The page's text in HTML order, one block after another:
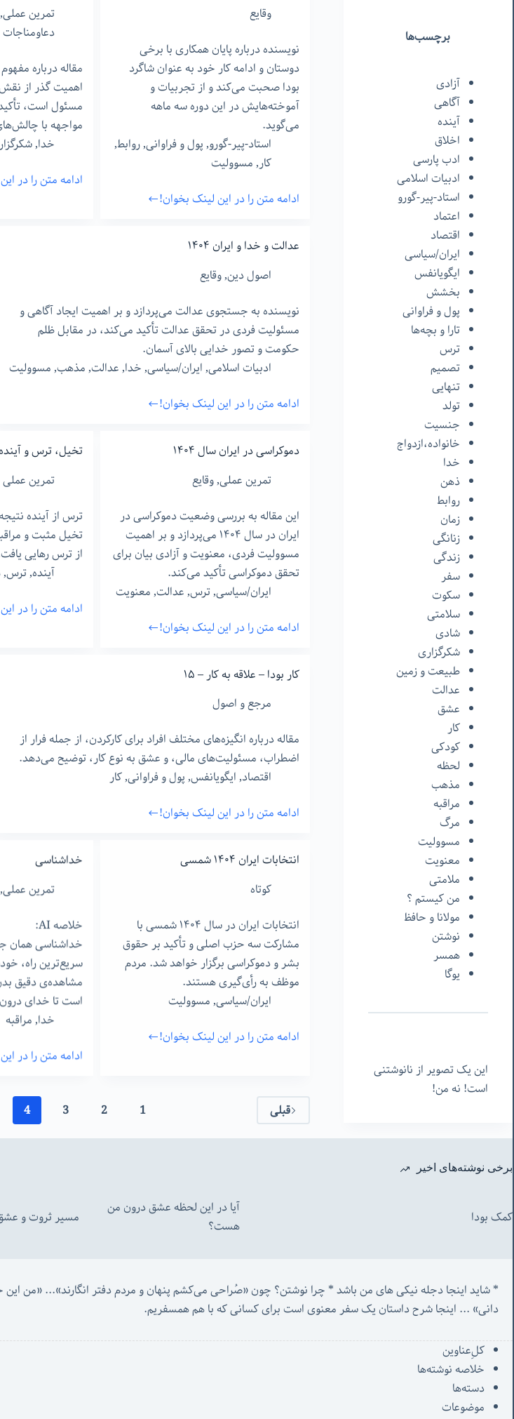
افکار
عمومی
وقایع
نویسنده درباره پایان همکاری با برخی
دوستان و ادامه کار خود به عنوان شاگرد
بودا صحبت می‌کند و از تجربیات و
آموخته‌هایش در این دوره سه ماهه
می‌گوید.
استاد-پیر-گورو,پول و فراوانی,روابط,
کار,مسوولیت
ادامه متن را در این لینک بخوان!
کار
ادامه
تمرین عملی
دعاومناجات
مقاله درباره
اهمیت گذر از
مسئول است،
مواجهه با
خدا,
ادامه متن را در
ایگوی
عدالت و خدا و ایران ۱۴۰۴
اصول دین,وقایع
نویسنده به جستجوی عدالت می‌پردازد و بر اهمیت ایجاد آگاهی و
مسئولیت فردی در تحقق عدالت تأکید می‌کند، در مقابل ظلم
حکومت و تصور خدایی بالای آسمان.
ادبیات اسلامی,ایران/سیاسی,خدا,عدالت,مذهب,مسوولیت
ادامه متن را در این لینک بخوان!
عدالت
خدا
۱۴۰۴
دموکراسی در ایران سال ۱۴۰۴
تمرین عملی,وقایع
این مقاله به بررسی وضعیت دموکراسی در
ایران در سال ۱۴۰۴ می‌پردازد و بر اهمیت
مسوولیت فردی، معنویت و آزادی بیان برای
تحقق دموکراسی تأکید می‌کند.
ایران/سیاسی,ترس,عدالت,معنویت
ادامه متن را در این لینک بخوان!
دموکراسی
ایران
تخیل،‌ ترس و
تمرین عملی
ترس از آینده
تخیل مثبت و
از ترس رهایی
آینده,ترس,
ادامه متن را در
تخیل،‌
کار بودا – علاقه به کار – ۱۵
مرجع و اصول
مقاله درباره انگیزه‌های مختلف افراد برای کارکردن، از جمله فرار از
اضطراب، مسئولیت‌های مالی، و عشق به نوع کار، توضیح می‌دهد.
اقتصاد,ایگویانفس,پول و فراوانی,کار
ادامه متن را در این لینک بخوان!
کار
–
کار
انتخابات ایران ١۴٠۴ شمسی
کوتاه
انتخابات ایران در سال ١۴٠۴ شمسی با
مشارکت سه حزب اصلی و تأکید بر حقوق
بشر و دموکراسی برگزار خواهد شد. مردم
موظف به رأی‌گیری هستند.
ایران/سیاسی,مسوولیت
ادامه متن را در این لینک بخوان!
انتخابات
شمسی
خداشناسی
تمرین عملی
خلاصه AI:
خداشناسی همان
سریع‌ترین راه،
مشاهده‌ی دقیق
است تا خدای
خدا,مراقبه
ادامه متن را در
خداشناسی
قبلی 1
2
3
4
برچسب‌ها
آزادی
آگاهی
آینده
اخلاق
ادب پارسی
ادبیات اسلامی
استاد-پیر-گورو
اعتماد
اقتصاد
ایران/سیاسی
ایگویانفس
بخشش
پول و فراوانی
تارا و بچه‌ها
ترس
تصمیم
تنهایی
تولد
جنسیت
خانواده،ازدواج
خدا
ذهن
روابط
زمان
زنانگی
زندگی
سفر
سکوت
سلامتی
شادی
شکرگزاری
طبیعت و زمین
عدالت
عشق
کار
کودکی
لحظه
مذهب
مراقبه
مرگ
مسوولیت
معنویت
ملامتی
من‌ کیستم ؟
مولانا و حافظ
نوشتن
همسر
یوگا
این یک تصویر از نانوشتنی
است! نه من!
برخی نوشته‌های اخیر
کمک بودا
آیا در این لحظه عشق درون من
هست؟
مسیر ثروت و
* شاید اینجا دجله نیکی های من باشد * چرا نوشتن؟ چون «صُراحی می‌کشم پنهان‌ و مردم‌ دفتر انگارند»... «
دانی» ... اینجا شرح داستان یک سفر معنوی است برای کسانی که با هم همسفریم.
کل‌ِعناوین
خلاصه نوشته‌ها
دسته‌ها
موضوعات